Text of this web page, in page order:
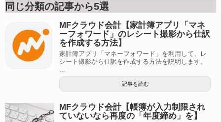
同じ分類の記事から5選
MFクラウド会計【家計簿アプリ「マネ
ーフォワード」のレシート撮影から仕訳
を作成する方法】
家計簿アプリ「マネーフォワード」を利用して、レ
シート撮影から仕訳を作成する方法を説明します。
記事を読む
MFクラウド会計【帳簿が入力制限され
ていないなら再度の「年度締め」を】